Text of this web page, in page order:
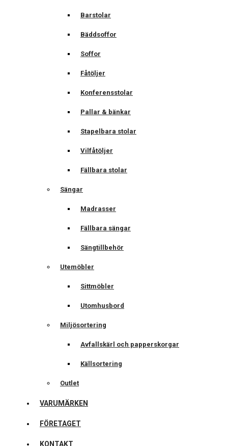
Barstolar
Bäddsoffor
Soffor
Fåtöljer
Konferensstolar
Pallar & bänkar
Stapelbara stolar
Vilfåtöljer
Fällbara stolar
Sängar
Madrasser
Fällbara sängar
Sängtillbehör
Utemöbler
Sittmöbler
Utomhusbord
Miljösortering
Avfallskärl och papperskorgar
Källsortering
Outlet
VARUMÄRKEN
FÖRETAGET
KONTAKT